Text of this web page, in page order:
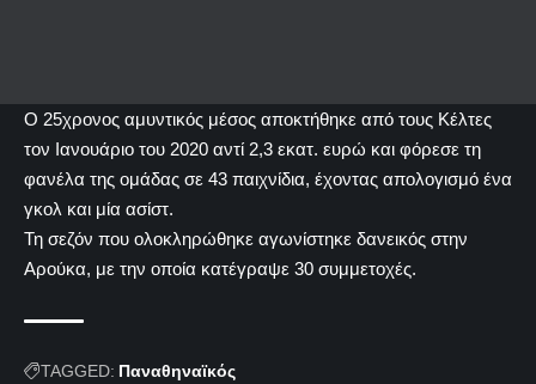
Ο 25χρονος αμυντικός μέσος αποκτήθηκε από τους Κέλτες
τον Ιανουάριο του 2020 αντί 2,3 εκατ. ευρώ και φόρεσε τη
φανέλα της ομάδας σε 43 παιχνίδια, έχοντας απολογισμό ένα
γκολ και μία ασίστ.
Τη σεζόν που ολοκληρώθηκε αγωνίστηκε δανεικός στην
Αρούκα, με την οποία κατέγραψε 30 συμμετοχές.
TAGGED: Παναθηναϊκός